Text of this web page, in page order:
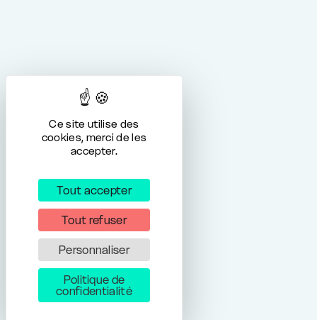
Ce site utilise des
cookies, merci de les
accepter.
Tout accepter
Tout refuser
Personnaliser
Politique de
confidentialité